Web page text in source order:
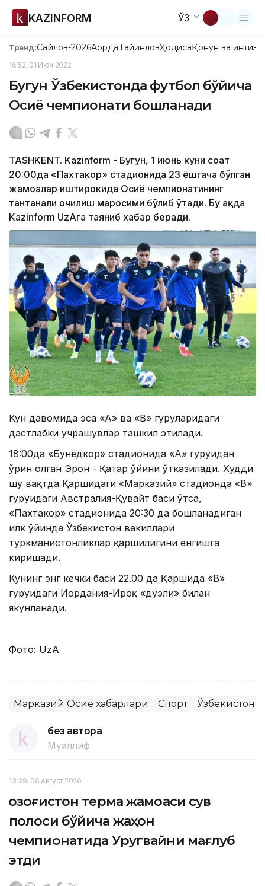
KAZINFORM ЎЗ
Тренд:Сайлов-2026АқордаТайинловҲодисаҚонун ва
16:52, 01 Июн 2022
Бугун Ўзбекистонда футбол бўйича
Осиё чемпионати бошланади
TASHKENT. Kazinform - Бугун, 1 июнь куни соат
20:00да «Пахтакор» стадионида 23 ёшгача бўлган
жамоалар иштирокида Осиё чемпионатининг
тантанали очилиш маросими бўлиб ўтади. Бу ҳақда
Kazinform UzAга таяниб хабар беради.
Кун давомида эса «А» ва «В» гуруҳларидаги
дастлабки учрашувлар ташкил этилади.
18:00да «Бунёдкор» стадионида «А» гуруҳидан
ўрин олган Эрон - Қатар ўйини ўтказилади. Худди
шу вақтда Қаршидаги «Марказий» стадионда «В»
гуруҳидаги Австралия-Қувайт баҳси ўтса,
«Пахтакор» стадионида 20:30 да бошланадиган
илк ўйинда Ўзбекистон вакиллари
туркманистонликлар қаршилигини енгишга
киришади.
Кунинг энг кечки баҳси 22.00 да Қаршида «В»
гуруҳидаги Иордания-Ироқ «дуэли» билан
якунланади.
Фото: UzA
Марказий Осиё хабарлари Спорт Ўзбекистон
без автора
Муаллиф
13:39, 06 Август 2026
Қозоғистон терма жамоаси сув
полоси бўйича жаҳон
чемпионатида Уругвайни мағлуб
этди